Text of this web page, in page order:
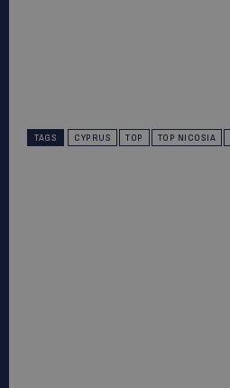
TAGS CYPRUS TOP TOP NICOSIA